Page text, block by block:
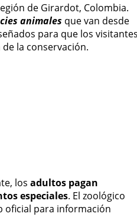
de Girardot, Colombia.
animales que van desde
para que los
la conservación.
los adultos pagan
especiales. El zoológico
oficial para información